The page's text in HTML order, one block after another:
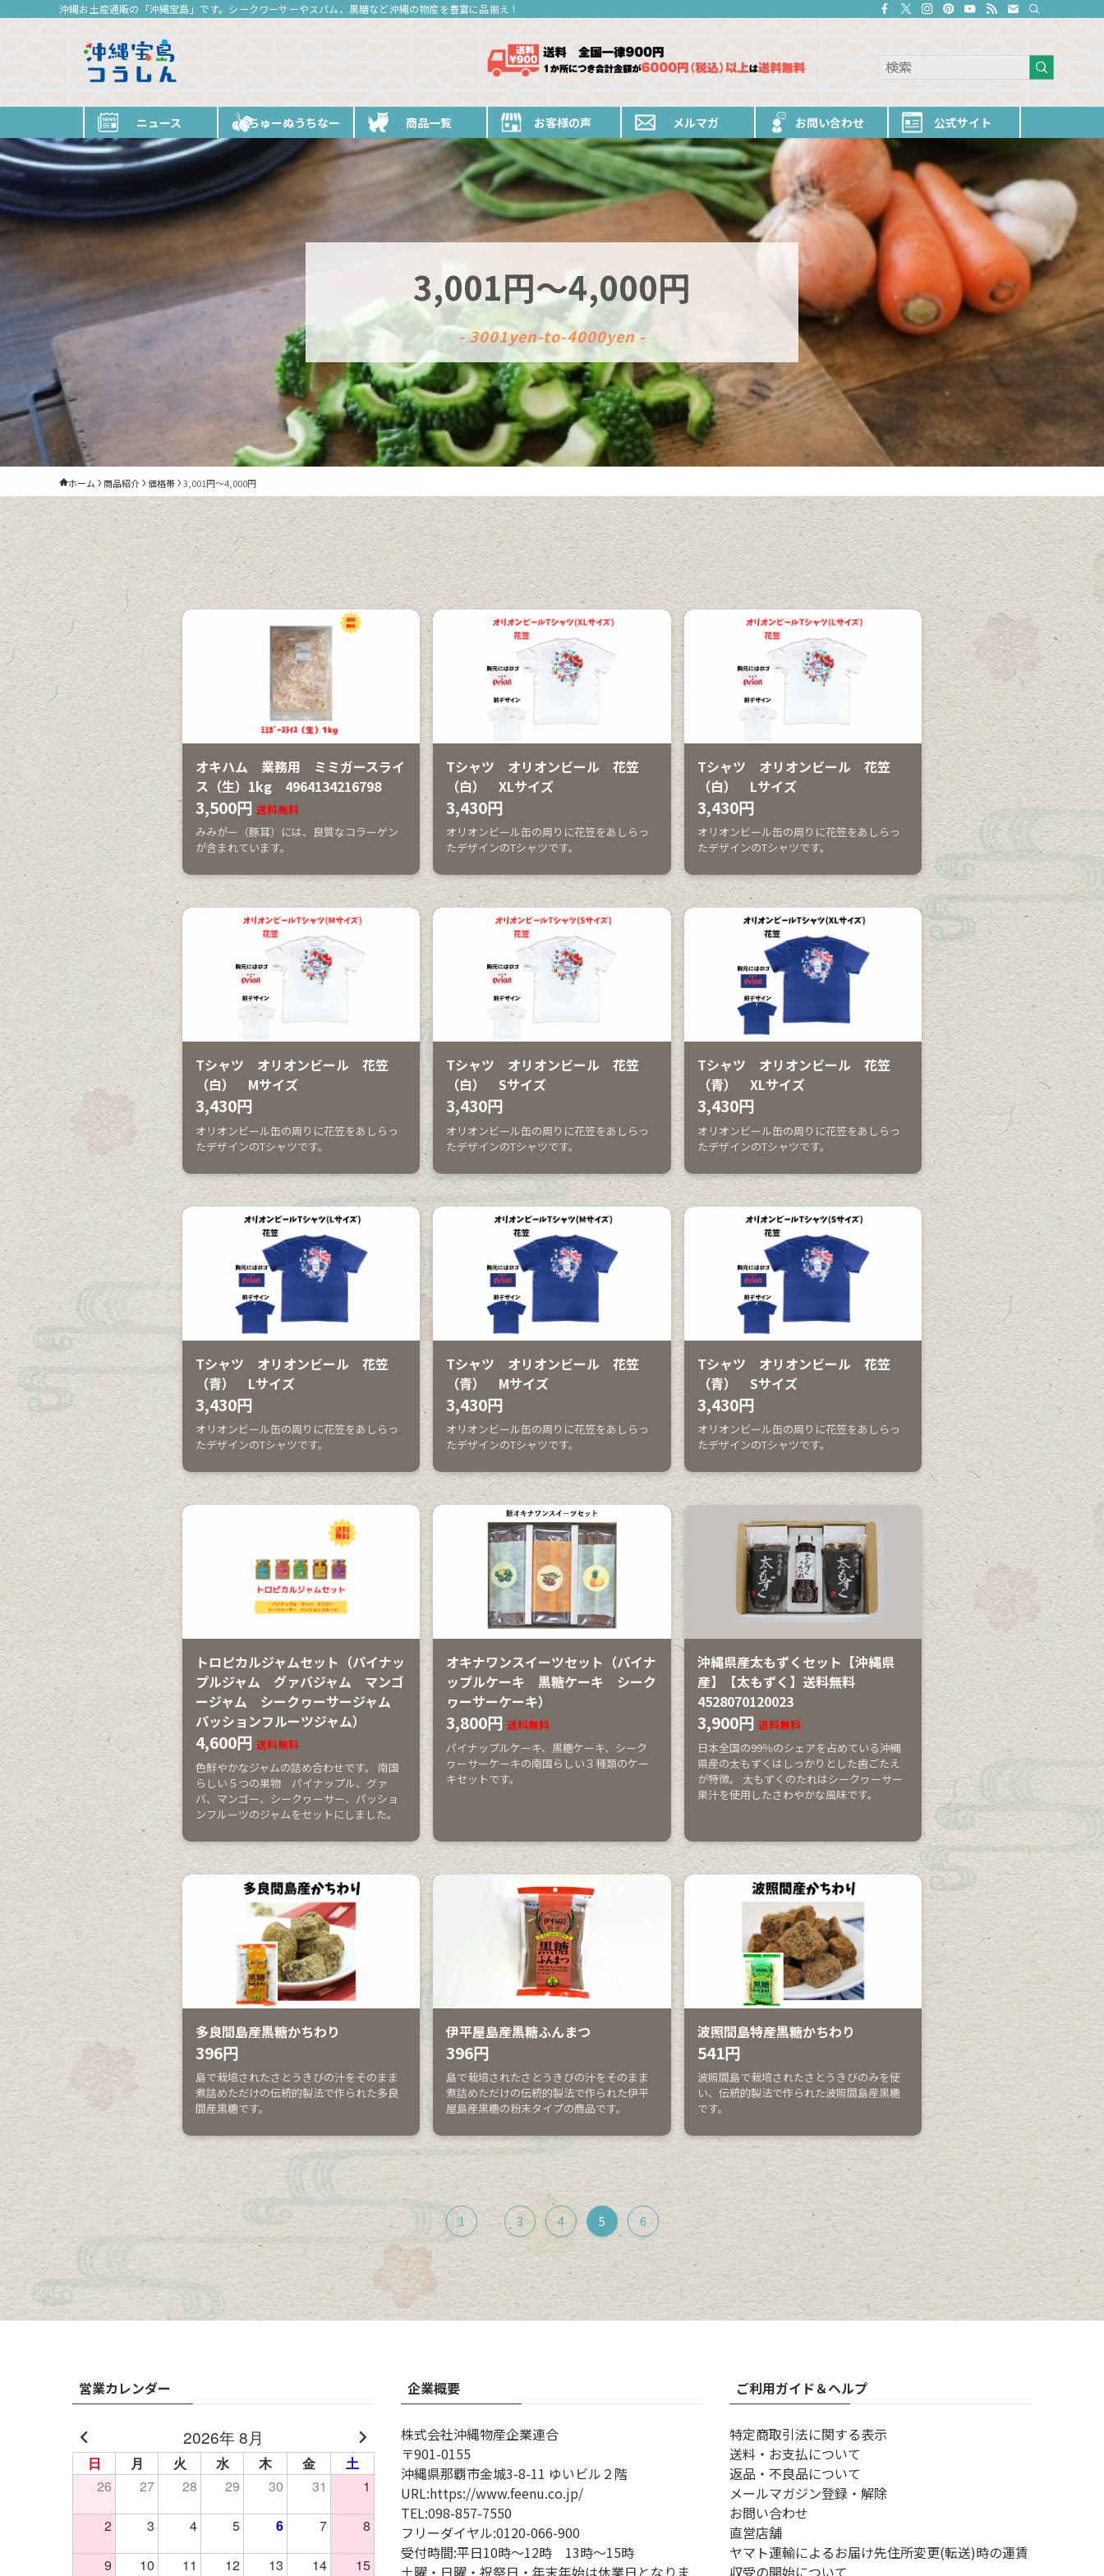
沖縄お土産通販の「沖縄宝島」です。シークワーサーやスパム、黒糖など沖縄の物産を豊富に品揃え！
ニュース ちゅーぬうちなー 商品一覧 お客様の声 メルマガ お問い合わせ 公式サイト
3,001円～4,000円
- 3001yen-to-4000yen -
ホーム 商品紹介 価格帯 3,001円～4,000円
オキハム 業務用 ミミガースライ
ス（生）1kg 4964134216798
3,500円 送料無料
みみがー（豚耳）には、良質なコラーゲン
が含まれています。
Tシャツ オリオンビール 花笠
（白） XLサイズ
3,430円
オリオンビール缶の周りに花笠をあしらっ
たデザインのTシャツです。
Tシャツ オリオンビール 花笠
（白） Lサイズ
3,430円
オリオンビール缶の周りに花笠をあしらっ
たデザインのTシャツです。
Tシャツ オリオンビール 花笠
（白） Mサイズ
3,430円
オリオンビール缶の周りに花笠をあしらっ
たデザインのTシャツです。
Tシャツ オリオンビール 花笠
（白） Sサイズ
3,430円
オリオンビール缶の周りに花笠をあしらっ
たデザインのTシャツです。
Tシャツ オリオンビール 花笠
（青） XLサイズ
3,430円
オリオンビール缶の周りに花笠をあしらっ
たデザインのTシャツです。
Tシャツ オリオンビール 花笠
（青） Lサイズ
3,430円
オリオンビール缶の周りに花笠をあしらっ
たデザインのTシャツです。
Tシャツ オリオンビール 花笠
（青） Mサイズ
3,430円
オリオンビール缶の周りに花笠をあしらっ
たデザインのTシャツです。
Tシャツ オリオンビール 花笠
（青） Sサイズ
3,430円
オリオンビール缶の周りに花笠をあしらっ
たデザインのTシャツです。
トロピカルジャムセット（パイナッ
プルジャム グァバジャム マンゴ
ージャム シークヮーサージャム
パッションフルーツジャム）
4,600円 送料無料
色鮮やかなジャムの詰め合わせです。 南国
らしい５つの果物 パイナップル、グァ
バ、マンゴー、シークヮーサー、パッショ
ンフルーツのジャムをセットにしました。
オキナワンスイーツセット（パイナ
ップルケーキ 黒糖ケーキ シーク
ヮーサーケーキ）
3,800円 送料無料
パイナップルケーキ、黒糖ケーキ、シーク
ヮーサーケーキの南国らしい３種類のケー
キセットです。
沖縄県産太もずくセット【沖縄県
産】【太もずく】送料無料
4528070120023
3,900円 送料無料
日本全国の99％のシェアを占めている沖縄
県産の太もずくはしっかりとした歯ごたえ
が特徴。 太もずくのたれはシークヮーサー
果汁を使用したさわやかな風味です。
多良間島産黒糖かちわり
396円
島で栽培されたさとうきびの汁をそのまま
煮詰めただけの伝統的製法で作られた多良
間産黒糖です。
伊平屋島産黒糖ふんまつ
396円
島で栽培されたさとうきびの汁をそのまま
煮詰めただけの伝統的製法で作られた伊平
屋島産黒糖の粉末タイプの商品です。
波照間島特産黒糖かちわり
541円
波照間島で栽培されたさとうきびのみを使
い、伝統的製法で作られた波照間島産黒糖
です。
1 ... 3 4 5 6
営業カレンダー
2026年 8月
日 月 火 水 木 金
土
26
27 28 29 30 31 1
2 3 4 5 6 7 8
9 10 11 12 13 14 15
企業概要
株式会社沖縄物産企業連合
〒901-0155
沖縄県那覇市金城3-8-11 ゆいビル２階
URL:https://www.feenu.co.jp/
TEL:098-857-7550
フリーダイヤル:0120-066-900
受付時間:平日10時～12時 13時～15時
ご利用ガイド＆ヘルプ
特定商取引法に関する表示
送料・お支払について
返品・不良品について
メールマガジン登録・解除
お問い合わせ
直営店舗
ヤマト運輸によるお届け先住所変更(転送)時の運賃